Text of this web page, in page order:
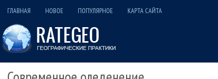
ГЛАВНАЯ НОВОЕ ПОПУЛЯРНОЕ КАРТА САЙТА